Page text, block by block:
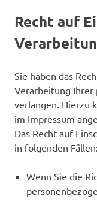
Recht auf
Sie haben das
Verarbeitung Ihrer
verlangen. Hierzu
im Impressum
Das Recht auf
in folgenden Fällen:
Wenn Sie die